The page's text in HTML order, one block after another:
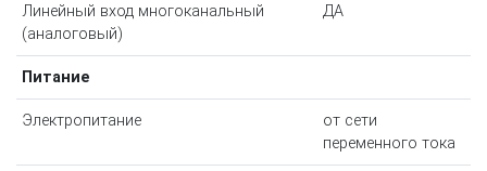
Линейный вход многоканальный
(аналоговый)
ДА
Питание
Электропитание
от сети
переменного тока